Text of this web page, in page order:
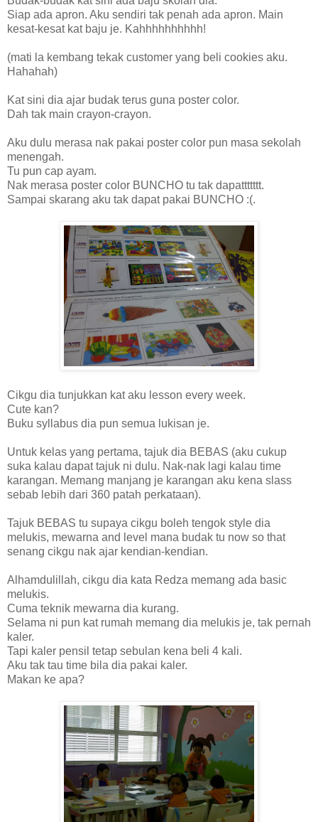
Siap ada apron. Aku sendiri tak penah ada apron. Main
kesat-kesat kat baju je. Kahhhhhhhhhh!
(mati la kembang tekak customer yang beli cookies aku.
Hahahah)
Kat sini dia ajar budak terus guna poster color.
Dah tak main crayon-crayon.
Aku dulu merasa nak pakai poster color pun masa sekolah
menengah.
Tu pun cap ayam.
Nak merasa poster color BUNCHO tu tak dapattttttt.
Sampai skarang aku tak dapat pakai BUNCHO :(.
Cikgu dia tunjukkan kat aku lesson every week.
Cute kan?
Buku syllabus dia pun semua lukisan je.
Untuk kelas yang pertama, tajuk dia BEBAS (aku cukup
suka kalau dapat tajuk ni dulu. Nak-nak lagi kalau time
karangan. Memang manjang je karangan aku kena slass
sebab lebih dari 360 patah perkataan).
Tajuk BEBAS tu supaya cikgu boleh tengok style dia
melukis, mewarna and level mana budak tu now so that
senang cikgu nak ajar kendian-kendian.
Alhamdulillah, cikgu dia kata Redza memang ada basic
melukis.
Cuma teknik mewarna dia kurang.
Selama ni pun kat rumah memang dia melukis je, tak pernah
kaler.
Tapi kaler pensil tetap sebulan kena beli 4 kali.
Aku tak tau time bila dia pakai kaler.
Makan ke apa?